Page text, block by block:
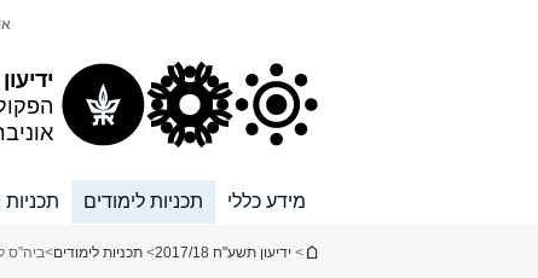
ידיעון 2017/18
מידע כללי תכניות לימודים
הינך נמצא כאן
> ידיעון תשע"ח 2017/18 > תכניות לימודים>ביה"ס